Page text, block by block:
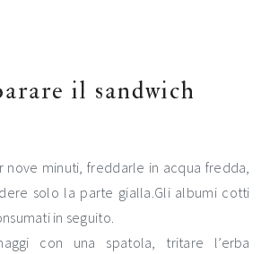
il sandwich
nove minuti, freddarle in acqua fredda,
solo la parte gialla.Gli albumi cotti
in seguito.
con una spatola, tritare l’erba